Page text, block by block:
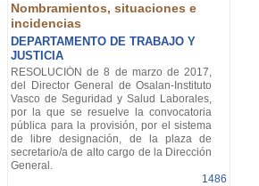
Nombramientos, situaciones e
incidencias
DEPARTAMENTO DE TRABAJO Y
JUSTICIA
RESOLUCIÓN de 8 de marzo de 2017,
del Director General de Osalan-Instituto
Vasco de Seguridad y Salud Laborales,
por la que se resuelve la convocatoria
pública para la provisión, por el sistema
de libre designación, de la plaza de
secretario/a de alto cargo de la Dirección
General.
1486